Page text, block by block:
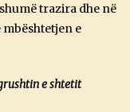
trazira dhe në
mbështetjen e
e shtetit